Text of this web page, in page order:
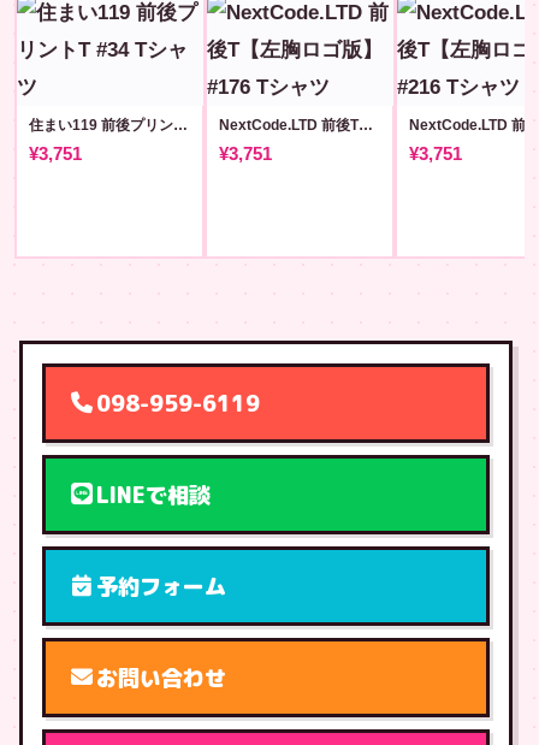
住まい119 前後プリントT #34
¥3,751
NextCode.LTD 前後T【左胸ロゴ版】#176
¥3,751 ¥3,751
098-959-6119
LINEで相談
予約フォーム
お問い合わせ